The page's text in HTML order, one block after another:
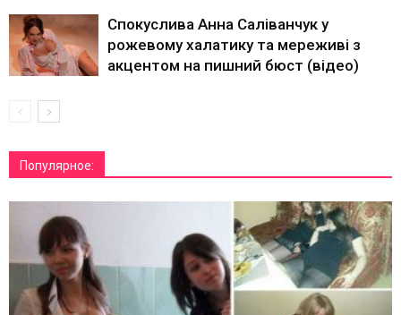
Спокуслива Анна Саліванчук у
рожевому халатику та мереживі з
акцентом на пишний бюст (відео)
Популярное: